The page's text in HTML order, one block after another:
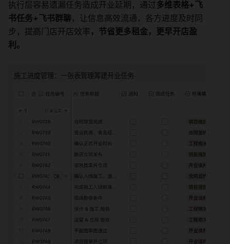
执行层容易遗漏任务造成开业延期，通过多维表格+飞
书任务+飞书群聊 ，让信息高效流通，各方进度及时同
步，提高门店开店效率 ，节省更多租金，更早开店盈
利。
施工进度管理：一张表管理筹建开业任务